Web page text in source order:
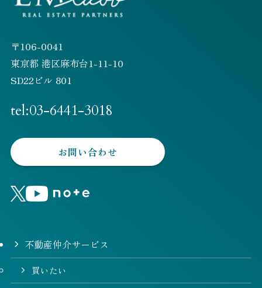
〒106-0041
東京都 港区麻布台1-11-10
SD22ビル 801
tel:03-6441-3018
お問い合わせ
不動産仲介サービス
買いたい